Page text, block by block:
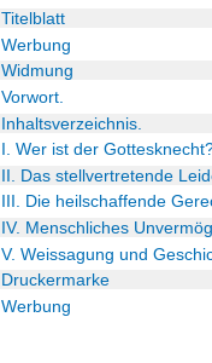
Titelblatt
Werbung
Widmung
Vorwort.
Inhaltsverzeichnis.
I. Wer ist der
II. Das stellvertretende
III. Die heilschaffende
IV. Menschliches
V. Weissagung und
Druckermarke
Werbung